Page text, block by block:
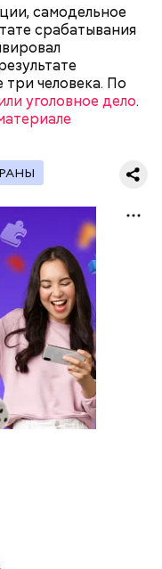
самодельное
срабатывания
человека. По
уголовное дело.